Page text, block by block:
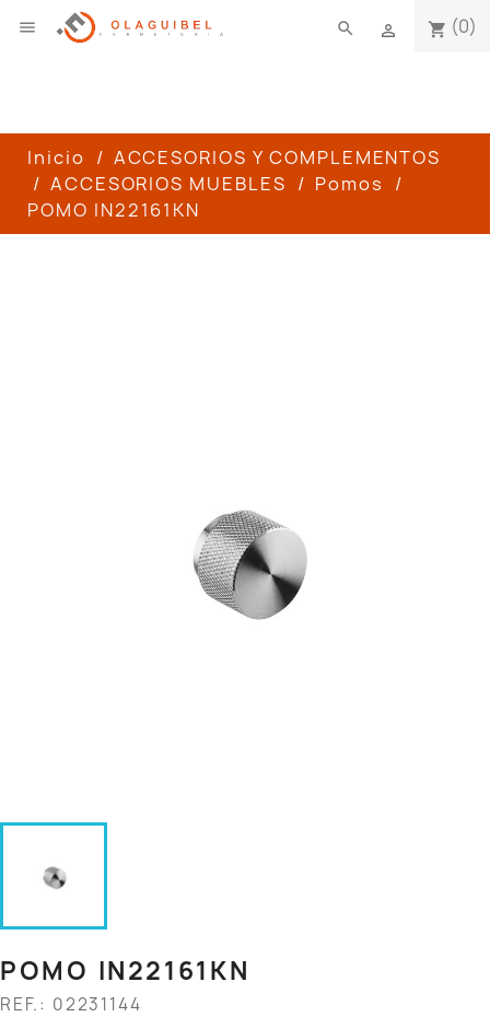
 shopping_cart (0)

search
Inicio
ACCESORIOS Y COMPLEMENTOS
ACCESORIOS MUEBLES
Pomos
POMO IN22161KN
POMO IN22161KN
REF.: 02231144